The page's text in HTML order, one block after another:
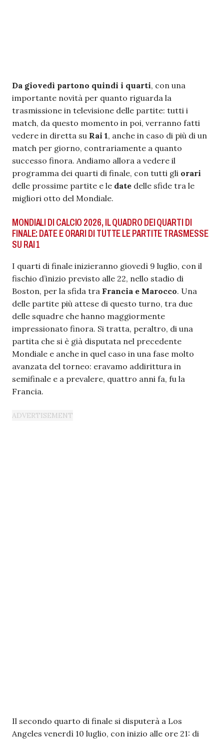
Da giovedì partono quindi i quarti, con una
importante novità per quanto riguarda la
trasmissione in televisione delle partite: tutti i
match, da questo momento in poi, verranno fatti
vedere in diretta su Rai 1, anche in caso di più di un
match per giorno, contrariamente a quanto
successo finora. Andiamo allora a vedere il
programma dei quarti di finale, con tutti gli orari
delle prossime partite e le date delle sfide tra le
migliori otto del Mondiale.
MONDIALI DI CALCIO 2026, IL QUADRO DEI QUARTI DI
FINALE: DATE E ORARI DI TUTTE LE PARTITE TRASMESSE
SU RAI 1
I quarti di finale inizieranno giovedì 9 luglio, con il
fischio d’inizio previsto alle 22, nello stadio di
Boston, per la sfida tra Francia e Marocco. Una
delle partite più attese di questo turno, tra due
delle squadre che hanno maggiormente
impressionato finora. Si tratta, peraltro, di una
partita che si è già disputata nel precedente
Mondiale e anche in quel caso in una fase molto
avanzata del torneo: eravamo addirittura in
semifinale e a prevalere, quattro anni fa, fu la
Francia.
Il secondo quarto di finale si disputerà a Los
Angeles venerdì 10 luglio, con inizio alle ore 21: di